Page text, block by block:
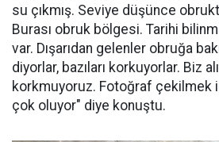
su çıkmış. Seviye düşünce
Burası obruk bölgesi. Tarihi
var. Dışarıdan gelenler obruğa
diyorlar, bazıları korkuyorlar. Biz
korkmuyoruz. Fotoğraf çekilmek
çok oluyor" diye konuştu.